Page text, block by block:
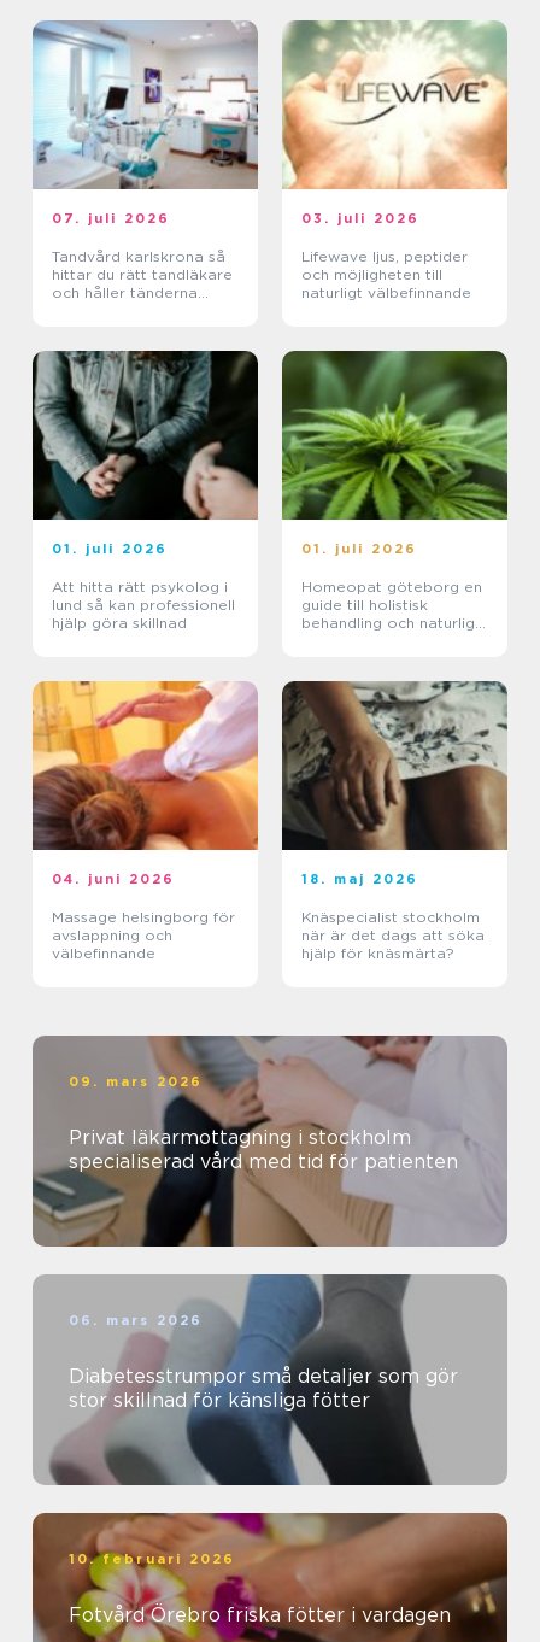
07. juli 2026
Tandvård karlskrona så
hittar du rätt tandläkare
och håller tänderna
03. juli 2026
Lifewave ljus, peptider
och möjligheten till
naturligt välbefinnande
01. juli 2026
Att hitta rätt psykolog i
lund så kan professionell
hjälp göra skillnad
01. juli 2026
Homeopat göteborg en
guide till holistisk
behandling och naturlig
04. juni 2026
Massage helsingborg för
avslappning och
välbefinnande
18. maj 2026
Knäspecialist stockholm
när är det dags att söka
hjälp för knäsmärta?
09. mars 2026
Privat läkarmottagning i stockholm
specialiserad vård med tid för patienten
06. mars 2026
Diabetesstrumpor små detaljer som gör
stor skillnad för känsliga fötter
10. februari 2026
Fotvård Örebro friska fötter i vardagen